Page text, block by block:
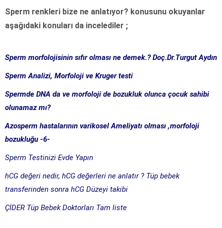
Sperm renkleri bize ne anlatıyor? konusunu okuyanlar
aşağıdaki konuları da incelediler ;
Sperm morfolojisinin sıfır olması ne demek.? Doç.Dr.Turgut Aydın
Sperm Analizi, Morfoloji ve Kruger testi
Spermde DNA da ve morfoloji de bozukluk olunca çocuk sahibi
olunamaz mı?
Azosperm hastalarının varikosel Ameliyatı olması ,morfoloji
bozukluğu -6-
Sperm Testinizi Evde Yapın
hCG değeri nedir, hCG değerleri ne anlatır ? Tüp bebek
transferinden sonra hCG Düzeyi takibi
ÇİDER Tüp Bebek Doktorları Tam liste